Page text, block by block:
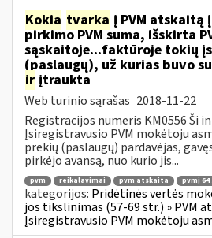
Kokia tvarka į PVM atskaitą
pirkimo PVM suma, išskirta
sąskaitoje...faktūroje tokių
(paslaugų), už kurias buvo
ir įtraukta
Web turinio sąrašas 2018-11-22
Registracijos numeris KM0556 Ši
Įsiregistravusio PVM mokėtoju
prekių (paslaugų) pardavėjas,
pirkėjo avansą, nuo kurio jis...
pvm reikalavimai pvm atskaita pvmį
kategorijos: Pridėtinės vertės
jos tikslinimas (57-69 str.) » PVM
Įsiregistravusio PVM mokėtoju